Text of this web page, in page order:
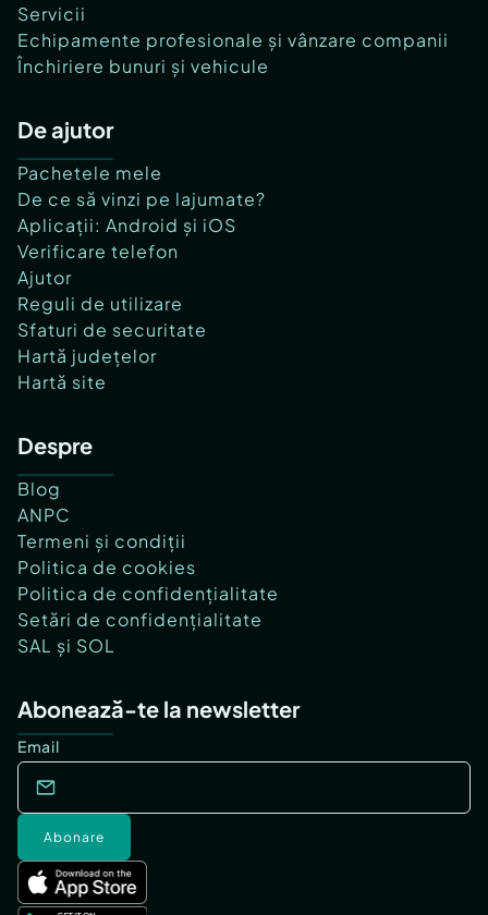
Servicii
Echipamente profesionale și vânzare companii
Închiriere bunuri și vehicule
De ajutor
Pachetele mele
De ce să vinzi pe lajumate?
Aplicații: Android și iOS
Verificare telefon
Ajutor
Reguli de utilizare
Sfaturi de securitate
Hartă județelor
Hartă site
Despre
Blog
ANPC
Termeni și condiții
Politica de cookies
Politica de confidențialitate
Setări de confidențialitate
SAL și SOL
Abonează-te la newsletter
Email
Abonare